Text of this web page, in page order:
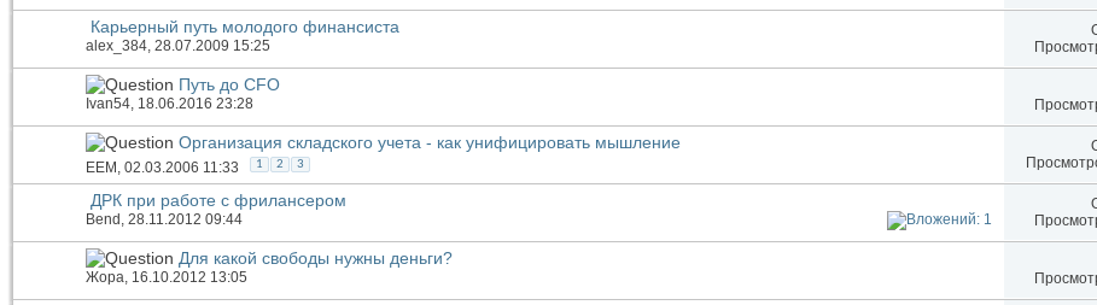
Карьерный путь молодого финансиста
alex_384, 28.07.2009 15:25
Путь до CFO
Ivan54, 18.06.2016 23:28
Организация складского учета - как унифицировать мышление
EEM , 02.03.2006 11:33 1 2 3
ДРК при работе с фрилансером
Bend , 28.11.2012 09:44
Для какой свободы нужны деньги?
Жора, 16.10.2012 13:05